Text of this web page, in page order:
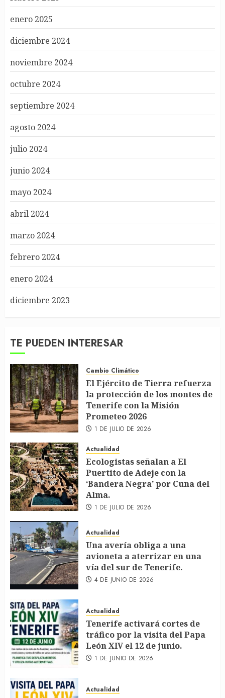
enero 2025
diciembre 2024
noviembre 2024
octubre 2024
septiembre 2024
agosto 2024
julio 2024
junio 2024
mayo 2024
abril 2024
marzo 2024
febrero 2024
enero 2024
diciembre 2023
TE PUEDEN INTERESAR
Cambio Climático
El Ejército de Tierra refuerza
la protección de los montes de
Tenerife con la Misión
Prometeo 2026
1 DE JULIO DE 2026
Actualidad
Ecologistas señalan a El
Puertito de Adeje con la
‘Bandera Negra’ por Cuna del
Alma.
1 DE JULIO DE 2026
Actualidad
Una avería obliga a una
avioneta a aterrizar en una
vía del sur de Tenerife.
4 DE JUNIO DE 2026
Actualidad
Tenerife activará cortes de
tráfico por la visita del Papa
León XIV el 12 de junio.
1 DE JUNIO DE 2026
Actualidad